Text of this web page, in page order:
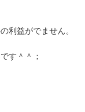
利益がでません。
す＾＾；